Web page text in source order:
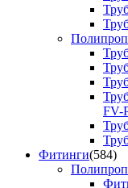
FV-
Фитинги(584)